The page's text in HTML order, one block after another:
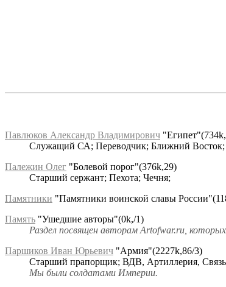
Павлюков Александр Владимирович
Служащий СА; Переводчик; Ближний Восток;
Палежин Олег "Болевой порог"(376k,29)
Старший сержант; Пехота; Чечня;
Памятники "Памятники воинской славы
Память "Ушедшие авторы"(0k,/1)
Раздел посвящен авторам Artofwar.ru,
Паршиков Иван Юрьевич "Армия"(2227k,86/3)
Старший прапорщик; ВДВ, Артиллерия,
Мы были солдатами Империи.